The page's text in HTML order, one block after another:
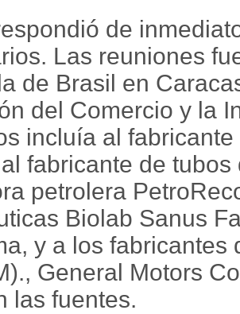
de
Las reuniones
de Brasil en
del Comercio y la
incluía al
fabricante de
petrolera
Biolab Sanus
y a los fabricantes
General Motors
las fuentes.